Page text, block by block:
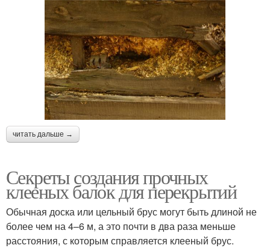
читать дальше →
Секреты создания прочных
клееных балок для перекрытий
Обычная доска или цельный брус могут быть длиной не
более чем на 4–6 м, а это почти в два раза меньше
расстояния, с которым справляется клееный брус.